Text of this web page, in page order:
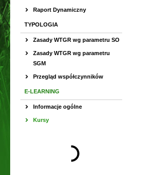
Raport Dynamiczny
TYPOLOGIA
Zasady WTGR wg parametru SO
Zasady WTGR wg parametru
SGM
Przegląd współczynników
E-LEARNING
Informacje ogólne
Kursy